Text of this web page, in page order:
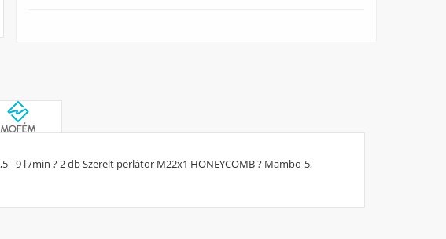
- 9 l /min ? 2 db Szerelt perlátor M22x1 HONEYCOMB ? Mambo-5,